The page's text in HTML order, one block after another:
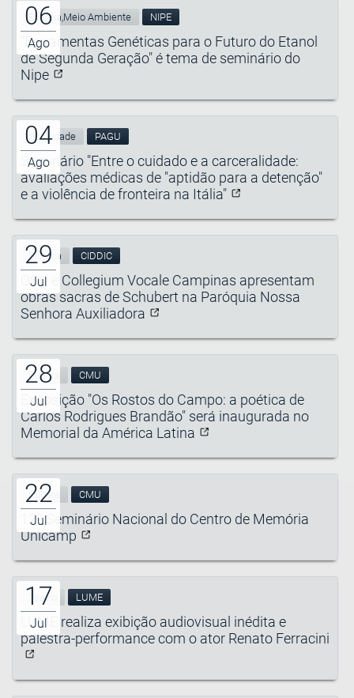
06
Ago
Energia,Meio Ambiente NIPE
"Ferramentas Genéticas para o Futuro do Etanol
de Segunda Geração" é tema de seminário do
Nipe
04
Ago
Sociedade PAGU
Seminário "Entre o cuidado e a carceralidade:
avaliações médicas de "aptidão para a detenção"
e a violência de fronteira na Itália"
29
Jul
Música CIDDIC
OSU e Collegium Vocale Campinas apresentam
obras sacras de Schubert na Paróquia Nossa
Senhora Auxiliadora
28
Jul
Cultura CMU
Exposição "Os Rostos do Campo: a poética de
Carlos Rodrigues Brandão" será inaugurada no
Memorial da América Latina
22
Jul
Cultura CMU
12º Seminário Nacional do Centro de Memória
Unicamp
17
Jul
Teatro LUME
LUME realiza exibição audiovisual inédita e
palestra-performance com o ator Renato Ferracini